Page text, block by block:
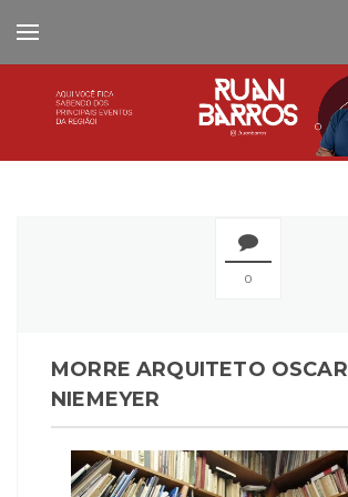
0
MORRE ARQUITETO OSCAR
NIEMEYER